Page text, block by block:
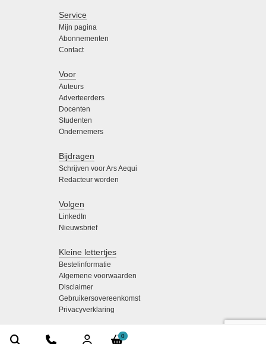
0
Service
Mijn pagina
Abonnementen
Contact
Voor
Auteurs
Adverteerders
Docenten
Studenten
Ondernemers
Bijdragen
Schrijven voor Ars Aequi
Redacteur worden
Volgen
LinkedIn
Nieuwsbrief
Kleine lettertjes
Bestelinformatie
Algemene voorwaarden
Disclaimer
Gebruikersovereenkomst
Privacyverklaring